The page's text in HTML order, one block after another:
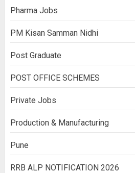
Pharma Jobs
PM Kisan Samman Nidhi
Post Graduate
POST OFFICE SCHEMES
Private Jobs
Production & Manufacturing
Pune
RRB ALP NOTIFICATION 2026